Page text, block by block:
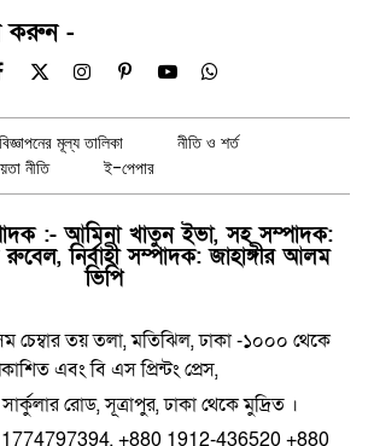
করুন -
X
InstagramPinterestYouTubeWhatsApp
বিজ্ঞাপনের মূল্য তালিকা
নীতি ও শর্ত
নীতি ই-পেপার
:- আমিনা খাতুন ইভা, সহ সম্পাদক:
নির্বাহী সম্পাদক: জাহাঙ্গীর আলম
ভিপি
চেম্বার তয় তলা, মতিঝিল, ঢাকা -১০০০ থেকে
এবং বি এস প্রিন্টং প্রেস,
রোড, সূত্রাপুর, ঢাকা থেকে মুদ্রিত ।
+880 1912-436520 +880